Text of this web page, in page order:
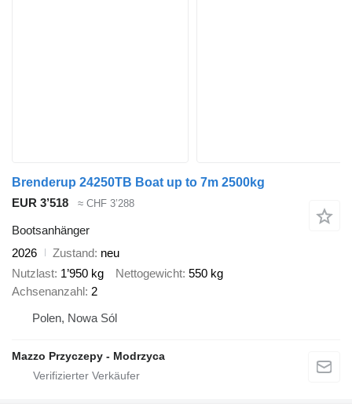
Brenderup 24250TB Boat up to 7m 2500kg
EUR 3’518
≈ CHF 3’288
Bootsanhänger
2026
Zustand neu
Nutzlast 1’950 kg Nettogewicht 550 kg
Achsenanzahl 2
Polen, Nowa Sól
Mazzo Przyczepy - Modrzyca